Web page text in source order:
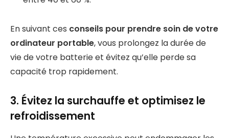
En suivant ces conseils pour prendre soin de votre
ordinateur portable, vous prolongez la durée de
vie de votre batterie et évitez qu’elle perde sa
capacité trop rapidement.
3. Évitez la surchauffe et optimisez le
refroidissement